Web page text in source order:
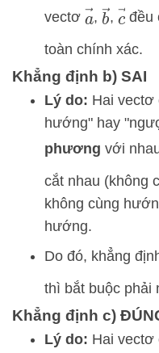
vectơ a→
, b→
, c →
đều
toàn chính xác.
Khẳng định b) SAI
Lý do: Hai vectơ
hướng" hay
phương với
cắt nhau (không
không cùng
hướng.
Do đó, khẳng
thì bắt buộc phải
Khẳng định c)
Lý do: Hai vectơ